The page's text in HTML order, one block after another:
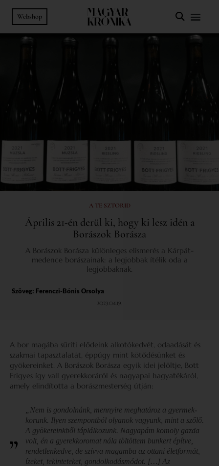
Webshop
A TE SZTORID
Április 21-én derül ki, hogy ki lesz idén a
Borászok Borásza
A Borászok Borásza különleges elismerés a Kárpát-
medence borászainak: a legjobbak ítélik oda a
legjobbaknak.
Szöveg: Ferenczi-Bónis Orsolya
2023.04.19.
A bor magába sűríti elődeink alkotókedvét, odaadását és
szakmai tapasztalatát, éppúgy mint kötődésünket és
gyökereinket. A Borászok Borásza egyik idei jelöltje, Bott
Frigyes így vall gyerekkoráról és nagyapai hagyatékáról,
amely elindította a borászmesterség útján:
„Nem is gondolnánk, mennyire meghatároz a gyermek­
korunk. Ilyen szempontból olyanok vagyunk, mint a szőlő.
A gyökereinkből táplálkozunk. Nagyapám komoly gazda
volt, én a gyerekkoromat nála töltöttem bunkert építve,
rendetlenkedve, de szívva magamba az ottani életformát,
ízeket, tekinteteket, gondolkodásmódot. […] Az